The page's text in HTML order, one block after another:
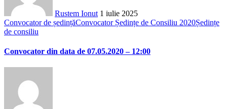
Rustem Ionut 1 iulie 2025
Convocator de ședințăConvocator Ședințe de Consiliu 2020Ședințe
de consiliu
Convocator din data de 07.05.2020 – 12:00